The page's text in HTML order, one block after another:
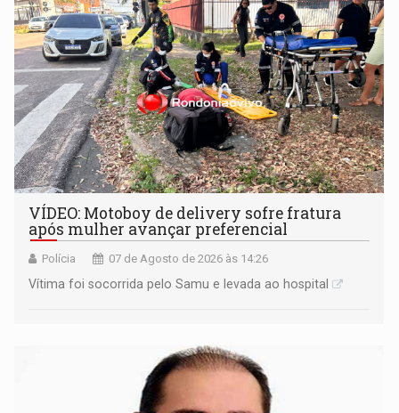
VÍDEO: Motoboy de delivery sofre fratura
após mulher avançar preferencial
Polícia 07 de Agosto de 2026 às 14:26
Vítima foi socorrida pelo Samu e levada ao hospital